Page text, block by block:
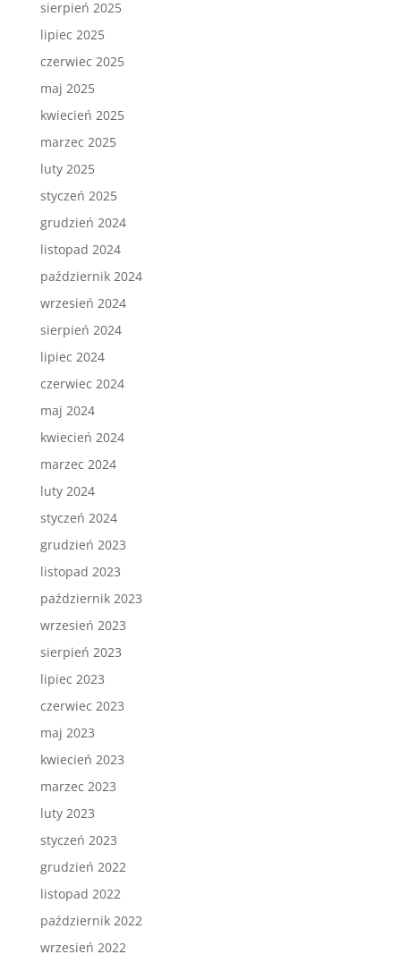
sierpień 2025
lipiec 2025
czerwiec 2025
maj 2025
kwiecień 2025
marzec 2025
luty 2025
styczeń 2025
grudzień 2024
listopad 2024
październik 2024
wrzesień 2024
sierpień 2024
lipiec 2024
czerwiec 2024
maj 2024
kwiecień 2024
marzec 2024
luty 2024
styczeń 2024
grudzień 2023
listopad 2023
październik 2023
wrzesień 2023
sierpień 2023
lipiec 2023
czerwiec 2023
maj 2023
kwiecień 2023
marzec 2023
luty 2023
styczeń 2023
grudzień 2022
listopad 2022
październik 2022
wrzesień 2022